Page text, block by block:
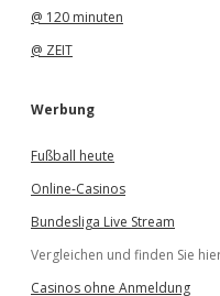
@ 120 minuten
@ ZEIT
Werbung
Fußball heute
Online-Casinos
Bundesliga Live Stream
Vergleichen und finden Sie
Casinos ohne Anmeldung